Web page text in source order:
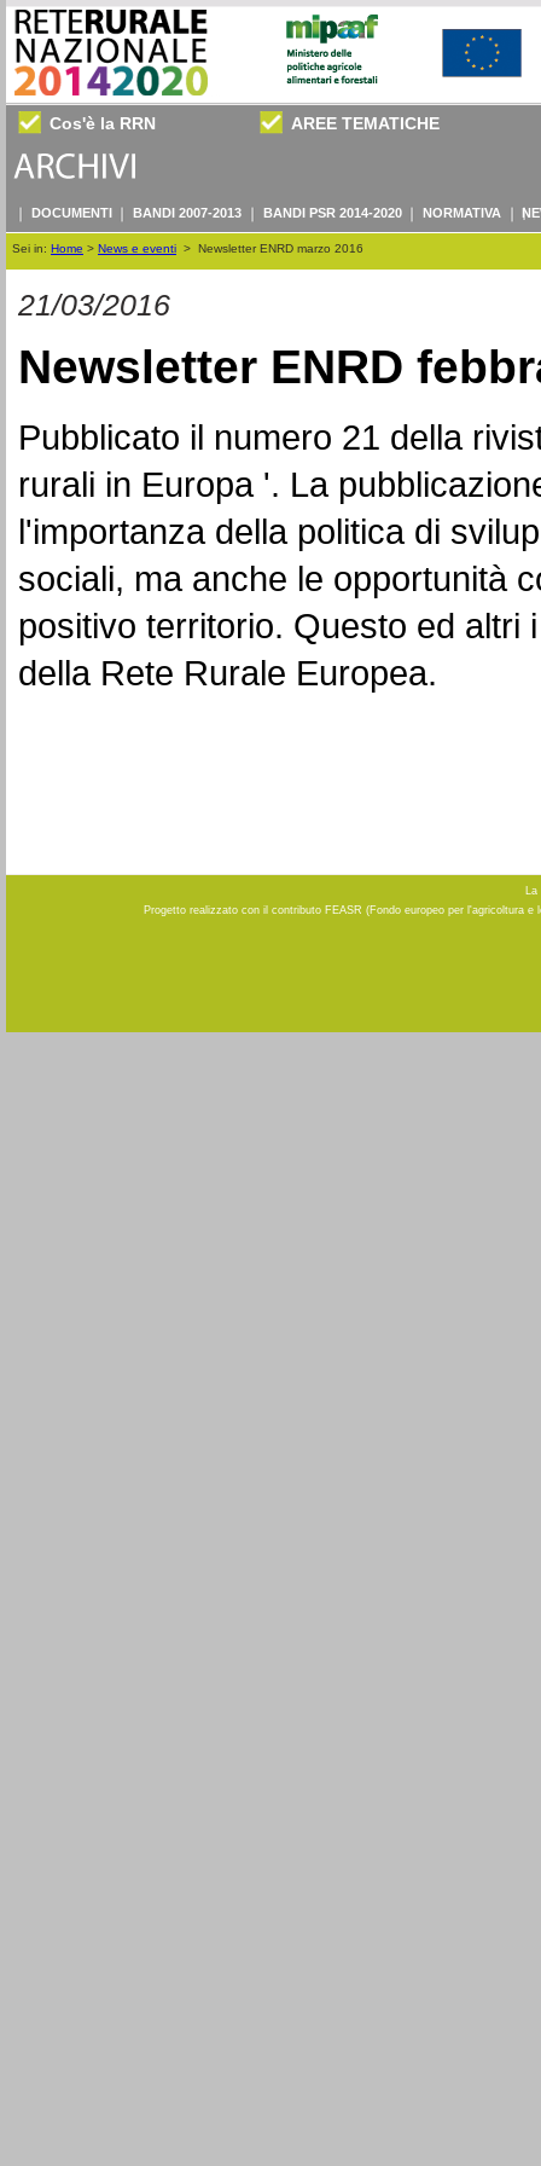
Cos'è la RRN AREE TEMATICHE
DOCUMENTI BANDI 2007-2013 BANDI PSR 2014-2020 NORMATIVA
Sei in: Home > News e eventi > Newsletter ENRD marzo 2016
21/03/2016
Newsletter ENRD
Pubblicato il numero 21 della
rurali in Europa '. La
l'importanza della politica di
sociali, ma anche le opportunità
positivo territorio. Questo ed altri
della Rete Rurale Europea.
La
Progetto realizzato con il contributo FEASR (Fondo europeo per l'agricoltura